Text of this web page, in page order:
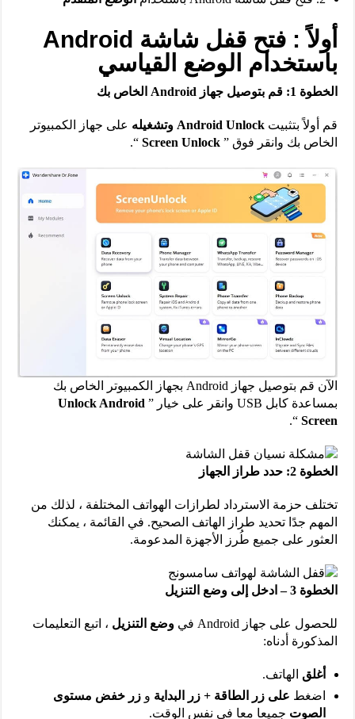
أولاً : فتح قفل شاشة Android
باستخدام الوضع القياسي
الخطوة 1: قم بتوصيل جهاز Android الخاص بك
قم أولاً بتثبيت Android Unlock وتشغيله
على جهاز الكمبيوتر
الخاص بك وانقر فوق ” Screen Unlock
“.
الآن قم بتوصيل جهاز Android بجهاز الكمبيوتر الخاص بك
بمساعدة كابل USB وانقر على خيار ”
Unlock Android
Screen
“.
الخطوة 2: حدد طراز الجهاز
تختلف حزمة الاسترداد لطرازات الهواتف المختلفة ، لذلك من
المهم جدًا تحديد طراز الهاتف الصحيح. في القائمة ، يمكنك
العثور على جميع طُرز الأجهزة المدعومة.
الخطوة 3 – ادخل إلى وضع التنزيل
للحصول على جهاز Android في وضع التنزيل، اتبع التعليمات
المذكورة أدناه:
أغلقالهاتف.
اضغط على زر الطاقة + زر البدايةو زر خفض مستوى
الصوتجميعا معا في نفس الوقت.